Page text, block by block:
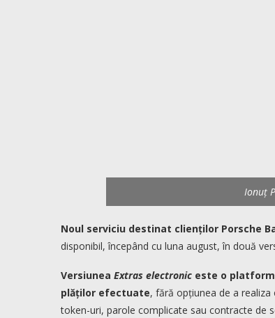
Ionuț
Noul serviciu destinat clienților Porsche
disponibil, începând cu luna august, în două
Versiunea Extras electronic este o
plăților efectuate, fără opțiunea de a
token-uri, parole complicate sau contracte de